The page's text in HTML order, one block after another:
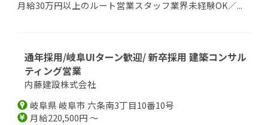
月給30万円以上のルート営業スタッフ業界未経験OK／...
通年採用/岐阜UIターン歓迎/ 新卒採用 建築コンサル
ティング営業
内藤建設株式会社
岐阜県 岐阜市 六条南3丁目10番10号
月給220,500円 ～